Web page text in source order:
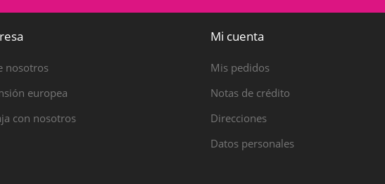
nosotros
europea
con nosotros
Mi cuenta
Mis pedidos
Notas de crédito
Direcciones
Datos personales